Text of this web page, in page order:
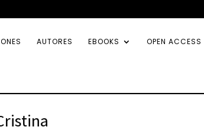
AUTORES EBOOKS OPEN ACCESS